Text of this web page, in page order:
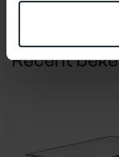
Recent